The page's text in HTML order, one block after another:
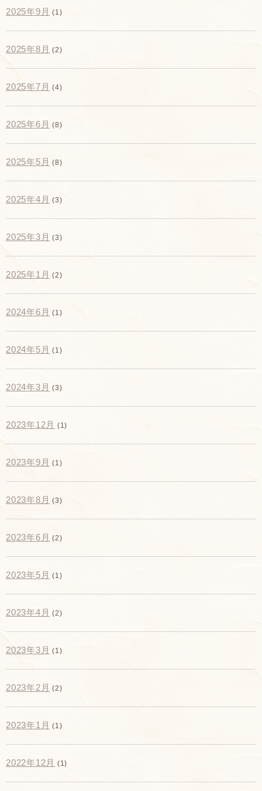
2025年9月 (1)
2025年8月 (2)
2025年7月 (4)
2025年6月 (8)
2025年5月 (8)
2025年4月 (3)
2025年3月 (3)
2025年1月 (2)
2024年6月 (1)
2024年5月 (1)
2024年3月 (3)
2023年12月 (1)
2023年9月 (1)
2023年8月 (3)
2023年6月 (2)
2023年5月 (1)
2023年4月 (2)
2023年3月 (1)
2023年2月 (2)
2023年1月 (1)
2022年12月 (1)